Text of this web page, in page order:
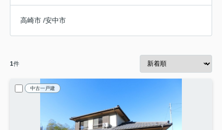
高崎市 /安中市
1件
中古一戸建